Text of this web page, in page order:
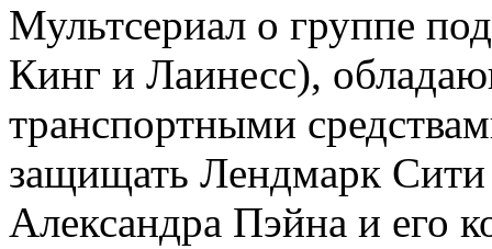
Мультсериал о группе
Кинг и Лаинесс),
транспортными
защищать Лендмарк Сити
Александра Пэйна и его